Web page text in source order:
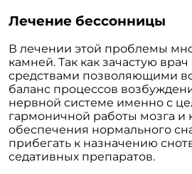
Лечение бессонницы
В лечении этой проблемы
камней. Так как зачастую
средствами позволяющими
баланс процессов
нервной системе именно с
гармоничной работы мозга и
обеспечения нормального
прибегать к назначению
седативных препаратов.